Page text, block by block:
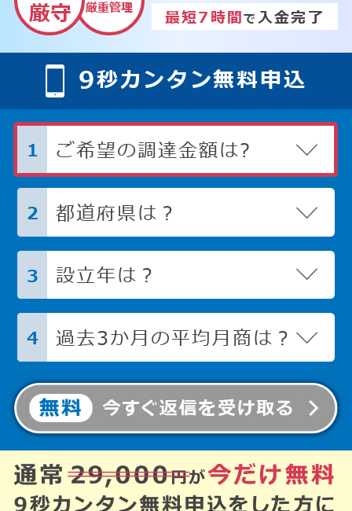
厳守
厳重管理
最短7時間で入金完了
9秒カンタン無料申込
1 ご希望の調達金額は?
2 都道府県は？
3 設立年は？
4 過去3か月の平均月商は？